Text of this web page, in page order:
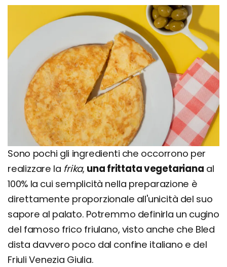
Sono pochi gli ingredienti che occorrono per
realizzare la frika, una frittata vegetariana al
100% la cui semplicità nella preparazione è
direttamente proporzionale all'unicità del suo
sapore al palato. Potremmo definirla un cugino
del famoso frico friulano, visto anche che Bled
dista davvero poco dal confine italiano e del
Friuli Venezia Giulia.